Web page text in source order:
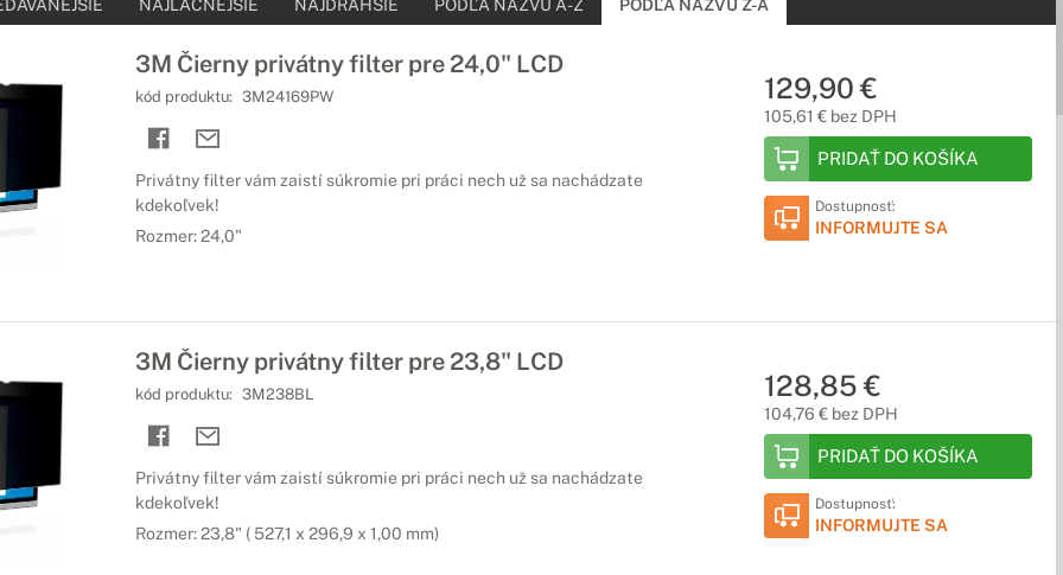
NAJLACNEJŠIE NAJDRAHŠIE PODĽA NÁZVU A-Z PODĽA NÁZVU Z-A
3M Čierny privátny filter pre 24,0" LCD
kód produktu: 3M24169PW
Privátny filter vám zaistí súkromie pri práci nech už sa nachádzate
kdekoľvek!
Rozmer: 24,0"
129,90 €
105,61 € bez DPH
PRIDAŤ DO KOŠÍKA
Dostupnosť:
INFORMUJTE SA
3M Čierny privátny filter pre 23,8" LCD
kód produktu: 3M238BL
Privátny filter vám zaistí súkromie pri práci nech už sa nachádzate
kdekoľvek!
Rozmer: 23,8" ( 527,1 x 296,9 x 1,00 mm)
128,85 €
104,76 € bez DPH
PRIDAŤ DO KOŠÍKA
Dostupnosť:
INFORMUJTE SA